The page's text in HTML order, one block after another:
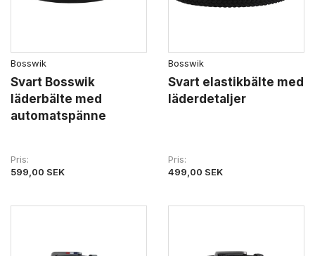
Bosswik
Svart Bosswik
läderbälte med
automatspänne
Pris
599,00 SEK
Bosswik
Svart elastikbälte med
läderdetaljer
Pris
499,00 SEK